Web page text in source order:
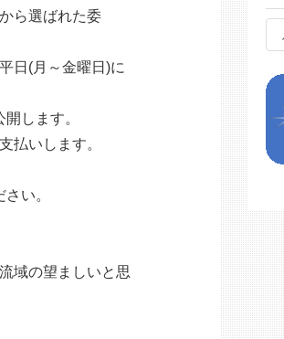
ら選ばれた委
日(月～金曜日)に
します。
いします。
い。
の望ましいと思